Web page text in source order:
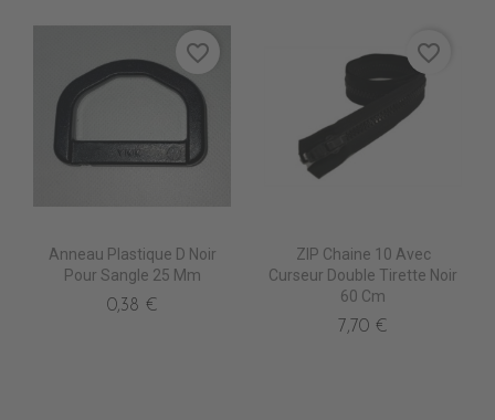
Anneau Plastique D Noir
Pour Sangle 25 Mm
0,38 €
favorite_border
ZIP Chaine 10 Avec
Curseur Double Tirette Noir
60 Cm
7,70 €
favorite_border